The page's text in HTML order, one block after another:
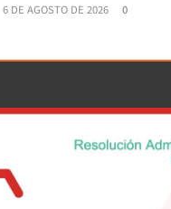
6 DE AGOSTO DE 2026 0